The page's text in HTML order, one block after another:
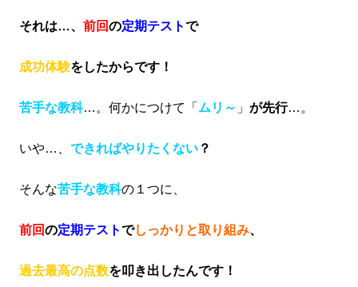
それは…、 前回の定期テストで
成功体験をしたからです！
苦手な教科…。何かにつけて「 ムリ～ 」 が先行…。
いや…、 できればやりたくない ？
そんな苦手な教科の１つに、
前回の定期テストでしっかりと取り組み、
過去最高の点数を叩き出したんです！